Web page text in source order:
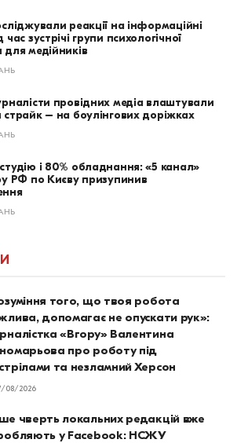
реакції на інформаційні
час зустрічі групи психологічної
для медійників
провідних медіа влаштували
страйк – на боулінгових доріжках
і 80% обладнання: «5 канал»
РФ по Києву призупинив
того, що твоя робота
допомагає не опускати рук»:
«Вгору» Валентина
про роботу під
та незламний Херсон
08/2026
чверть локальних редакцій вже
у Facebook: НСЖУ